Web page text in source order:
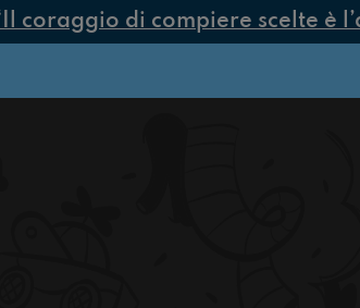
coraggio di compiere scelte è